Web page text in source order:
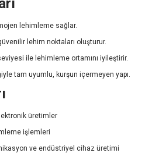
lehimleme sağlar.
lehim noktaları oluşturur.
ile lehimleme ortamını iyileştirir.
tam uyumlu, kurşun içermeyen yapı.
üretimler
işlemleri
ve endüstriyel cihaz üretimi